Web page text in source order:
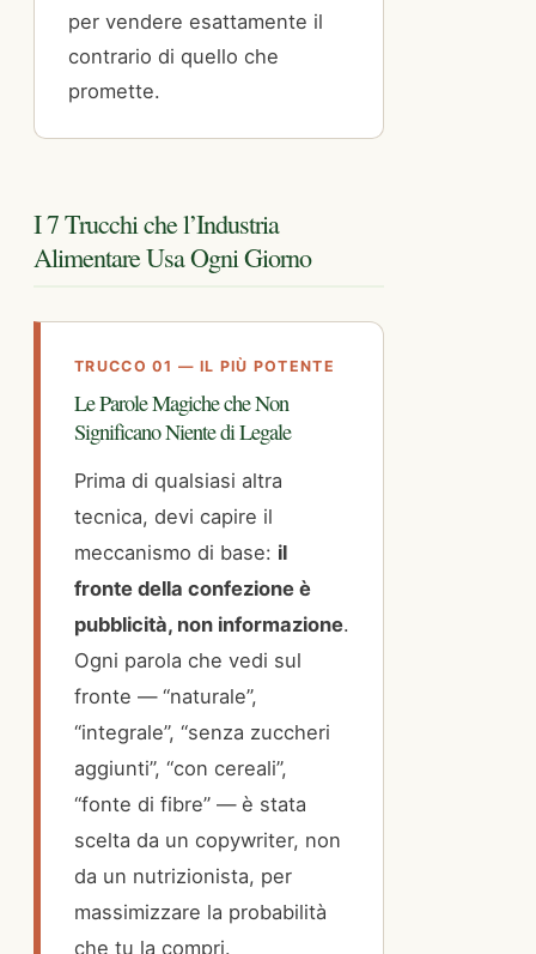
per vendere esattamente il
contrario di quello che
promette.
I 7 Trucchi che l’Industria
Alimentare Usa Ogni Giorno
TRUCCO 01 — IL PIÙ POTENTE
Le Parole Magiche che Non
Significano Niente di Legale
Prima di qualsiasi altra
tecnica, devi capire il
meccanismo di base: il
fronte della confezione è
pubblicità, non informazione.
Ogni parola che vedi sul
fronte — “naturale”,
“integrale”, “senza zuccheri
aggiunti”, “con cereali”,
“fonte di fibre” — è stata
scelta da un copywriter, non
da un nutrizionista, per
massimizzare la probabilità
che tu la compri.